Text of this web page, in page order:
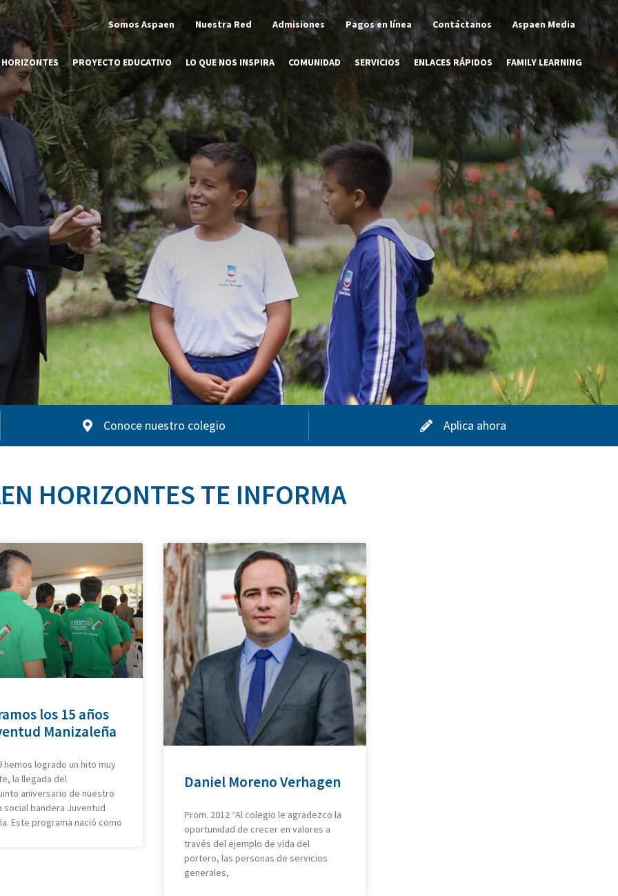
Somos Aspaen Nuestra Red Admisiones Pagos en línea Contáctanos Aspaen Media
HORIZONTES PROYECTO EDUCATIVO LO QUE NOS INSPIRA COMUNIDAD SERVICIOS ENLACES RÁPIDOS FAMILY LEARNING
Conoce nuestro colegio Aplica ahora
HORIZONTES TE INFORMA
los 15 años
Manizaleña
hemos logrado un hito muy
la llegada del
aniversario de nuestro
social bandera Juventud
Este programa nació como
Daniel Moreno Verhagen
Prom. 2012 “Al colegio le agradezco la
oportunidad de crecer en valores a
través del ejemplo de vida del
portero, las personas de servicios
generales,